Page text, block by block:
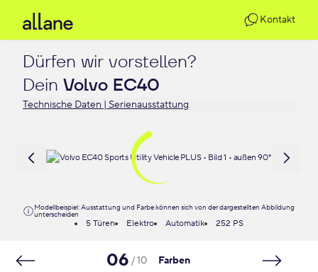
Kontakt
Dürfen wir vorstellen?
Dein Volvo EC40
Technische Daten | Serienausstattung
Modellbeispiel: Ausstattung und Farbe können sich von der dargestellten Abbildung
unterscheiden
5 Türen Elektro Automatik 252 PS
06 / 10 Farben